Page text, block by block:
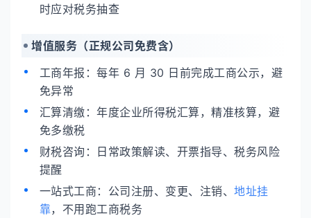
时应对税务抽查
增值服务（正规公司免费含）
工商年报：每年 6 月 30 日前完成工商公示，避
免异常
汇算清缴：年度企业所得税汇算，精准核算，避
免多缴税
财税咨询：日常政策解读、开票指导、税务风险
提醒
一站式工商：公司注册、变更、注销、地址挂
靠，不用跑工商税务